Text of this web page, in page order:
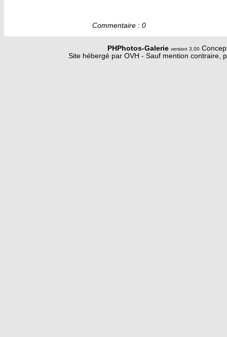
Commentaire : 0
PHPhotos-Galerie version 3.00
Site hébergé par OVH - Sauf mention contraire,